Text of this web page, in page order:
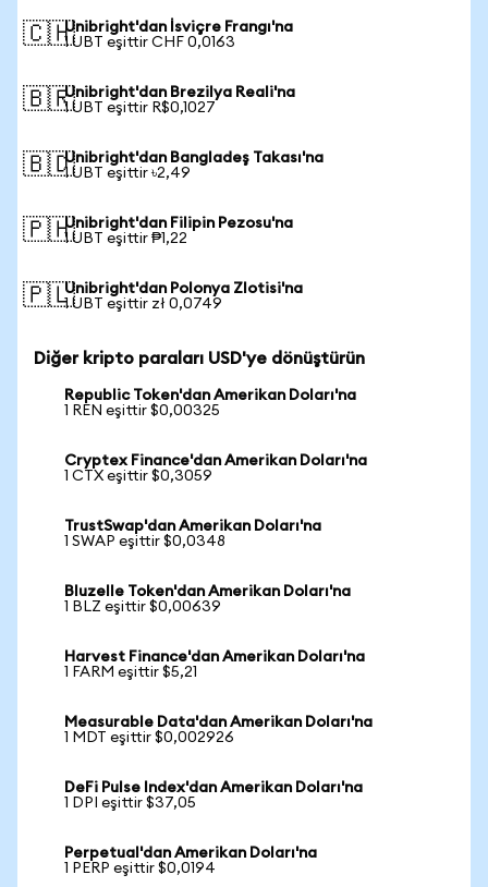
🇨🇭Unibright'dan İsviçre Frangı'na
1 UBT eşittir CHF 0,0163
🇧🇷Unibright'dan Brezilya Reali'na
1 UBT eşittir R$0,1027
🇧🇩Unibright'dan Bangladeş Takası'na
1 UBT eşittir ৳2,49
🇵🇭Unibright'dan Filipin Pezosu'na
1 UBT eşittir ₱1,22
🇵🇱Unibright'dan Polonya Zlotisi'na
1 UBT eşittir zł 0,0749
Diğer kripto paraları USD'ye dönüştürün
Republic Token'dan Amerikan Doları'na
1 REN eşittir $0,00325
Cryptex Finance'dan Amerikan Doları'na
1 CTX eşittir $0,3059
TrustSwap'dan Amerikan Doları'na
1 SWAP eşittir $0,0348
Bluzelle Token'dan Amerikan Doları'na
1 BLZ eşittir $0,00639
Harvest Finance'dan Amerikan Doları'na
1 FARM eşittir $5,21
Measurable Data'dan Amerikan Doları'na
1 MDT eşittir $0,002926
DeFi Pulse Index'dan Amerikan Doları'na
1 DPI eşittir $37,05
Perpetual'dan Amerikan Doları'na
1 PERP eşittir $0,0194